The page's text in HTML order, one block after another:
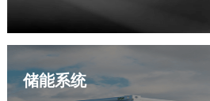
储能系统